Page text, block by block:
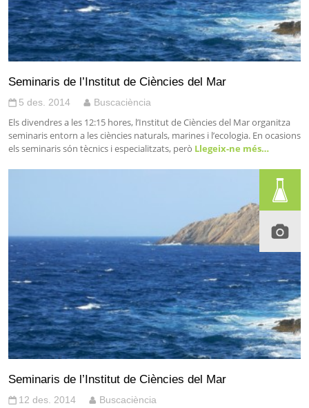
Seminaris de l’Institut de Ciències del Mar
5 des. 2014 Buscaciència
Els divendres a les 12:15 hores, l’Institut de Ciències del Mar organitza
seminaris entorn a les ciències naturals, marines i l’ecologia. En ocasions
els seminaris són tècnics i especialitzats, però Llegeix-ne més…
Seminaris de l’Institut de Ciències del Mar
12 des. 2014 Buscaciència